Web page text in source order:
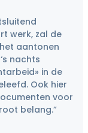
werk, zal de
aantonen
nachts
in de
Ook hier
voor
belang.”